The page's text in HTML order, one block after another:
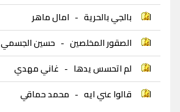
بالجي بالحرية - امال ماهر
الصقور المخلصين - حسين الجسمي
لم اتحسس يدها - غاني مهدي
قالوا عني ايه - محمد حماقي